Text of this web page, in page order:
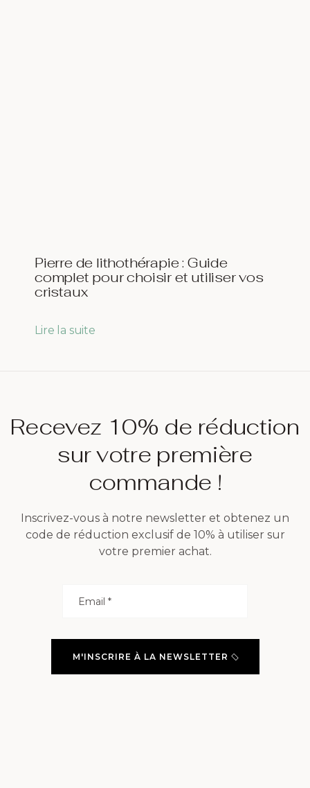
Pierre de lithothérapie : Guide
complet pour choisir et utiliser vos
cristaux
Lire la suite
Recevez 10% de réduction
sur votre première
commande !
Inscrivez-vous à notre newsletter et obtenez un
code de réduction exclusif de 10% à utiliser sur
votre premier achat.
M'INSCRIRE À LA NEWSLETTER